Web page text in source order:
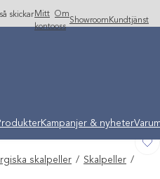
skickar Mitt
konto
Om
oss
Showroom Kundtjänst
stängd: Varumärken
Kampanjer & nyheter
skalpeller / Skalpeller /